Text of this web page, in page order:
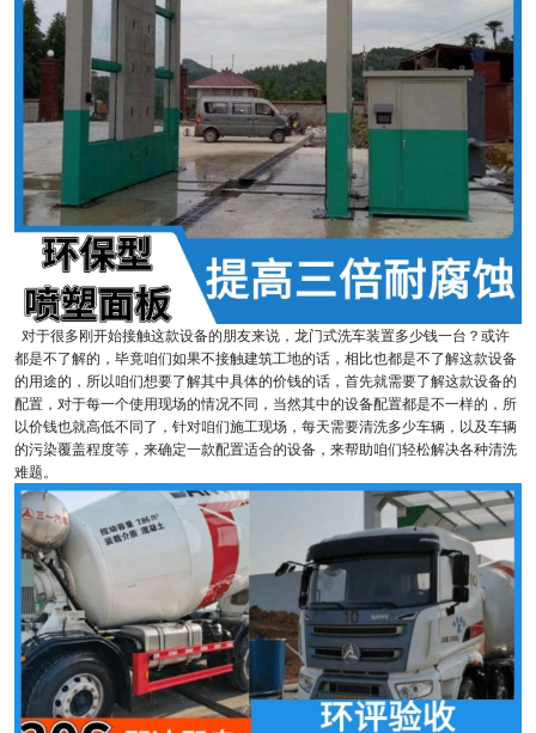
对于很多刚开始接触这款设备的朋友来说，龙门式洗车装置多少钱一台？或许
都是不了解的，毕竟咱们如果不接触建筑工地的话，相比也都是不了解这款设备
的用途的，所以咱们想要了解其中具体的价钱的话，首先就需要了解这款设备的
配置，对于每一个使用现场的情况不同，当然其中的设备配置都是不一样的，所
以价钱也就高低不同了，针对咱们施工现场，每天需要清洗多少车辆，以及车辆
的污染覆盖程度等，来确定一款配置适合的设备，来帮助咱们轻松解决各种清洗
难题。